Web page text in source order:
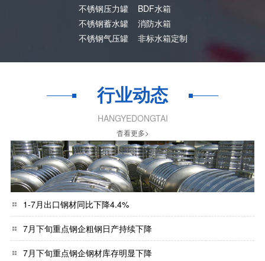
不锈钢压力罐
不锈钢蓄水罐
不锈钢气压罐
BDF水箱
消防水箱
非标水箱定制
行业动态
HANGYEDONGTAI
杳看更多>
1-7月出口钢材同比下降4.4%
7月下旬重点钢企粗钢日产持续下降
7月下旬重点钢企钢材库存明显下降